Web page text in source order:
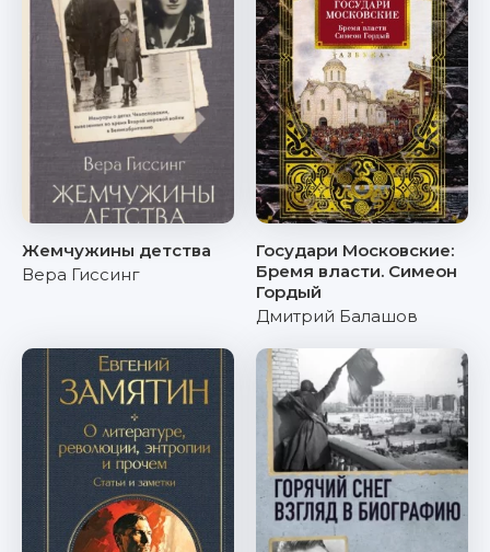
Жемчужины детства
Вера Гиссинг
Государи Московские:
Бремя власти. Симеон
Гордый
Дмитрий Балашов